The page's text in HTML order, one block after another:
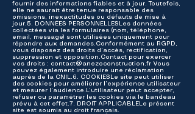
fournir des informations fiables et à jour. Toutefois,
elle ne saurait être tenue responsable des
omissions, inexactitudes ou défauts de mise à
jour.5. DONNÉES PERSONNELLESLes données
collectées via les formulaires (nom, téléphone,
email, message) sont utilisées uniquement pour
répondre aux demandes.Conformément au RGPD,
vous disposez des droits d’accès, rectification,
suppression et opposition.Contact pour exercer
vos droits : contact@anezoconstruction.fr Vous
pouvez également introduire une réclamation
auprès de la CNIL.6. COOKIESLe site peut utiliser
des cookies pour améliorer l’expérience utilisateur
et mesurer l’audience.L’utilisateur peut accepter,
refuser ou paramétrer les cookies via le bandeau
prévu à cet effet.7. DROIT APPLICABLELe présent
site est soumis au droit français.